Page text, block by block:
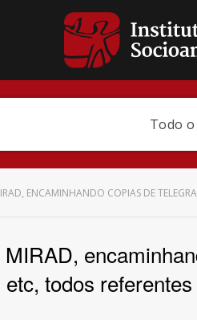
Todo
ENCAMINHANDO COPIAS DE
etc, todos